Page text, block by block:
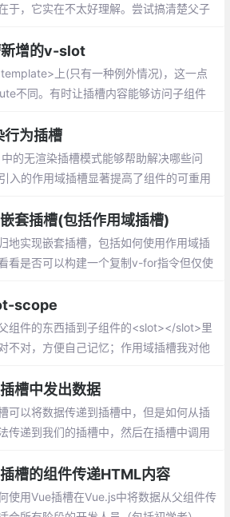
于，它实在不太好理解。尝试搞清楚父子
增的v-slot
上(只有一种例外情况)，这一点
不同。有时让插槽内容能够访问子组件
为插槽
的无渲染插槽模式能够帮助解决哪些问
入的作用域插槽显著提高了组件的可重用
套插槽(包括作用域插槽)
地实现嵌套插槽，包括如何使用作用域插
看是否可以构建一个复制v-for指令但仅使
scope
组件的东西插到子组件的<slot></slot>里
不对，方便自己记忆；作用域插槽我对他
槽中发出数据
可以将数据传递到插槽中，但是如何从插
传递到我们的插槽中，然后在插槽中调用
槽的组件传递HTML内容
使用Vue插槽在Vue.js中将数据从父组件传